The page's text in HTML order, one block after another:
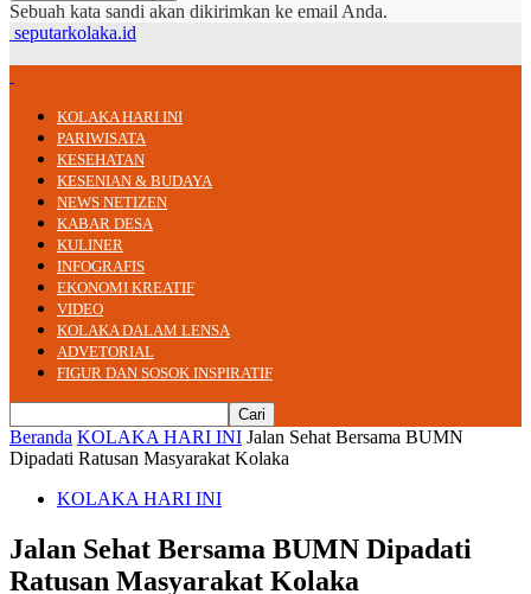
Sebuah kata sandi akan dikirimkan ke email Anda.
seputarkolaka.id
KOLAKA HARI INI
PARIWISATA
KESEHATAN
KESENIAN & BUDAYA
NEWS NETIZEN
KABAR DESA
KULINER
INFOGRAFIS
EKONOMI KREATIF
VIDEO
KOLAKA DALAM LENSA
ADVETORIAL
FIGUR DAN SOSOK INSPIRATIF
Beranda KOLAKA HARI INI Jalan Sehat Bersama BUMN
Dipadati Ratusan Masyarakat Kolaka
KOLAKA HARI INI
Jalan Sehat Bersama BUMN Dipadati
Ratusan Masyarakat Kolaka